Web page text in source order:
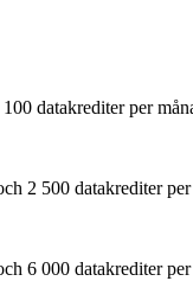
datakrediter per
2 500 datakrediter
6 000 datakrediter